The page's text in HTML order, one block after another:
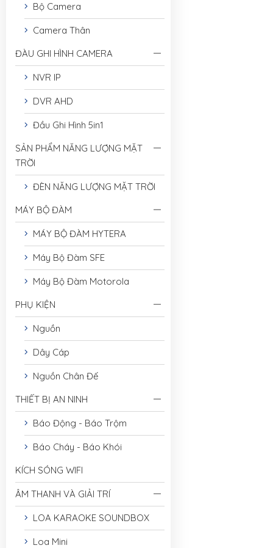
Bộ Camera
Camera Thân
ĐÀU GHI HÌNH CAMERA
NVR IP
DVR AHD
Đầu Ghi Hình 5in1
SẢN PHẨM NĂNG LƯỢNG MẶT
TRỜI
ĐÈN NĂNG LƯỢNG MẶT TRỜI
MÁY BỘ ĐÀM
MÁY BỘ ĐÀM HYTERA
Máy Bộ Đàm SFE
Máy Bộ Đàm Motorola
PHỤ KIỆN
Nguồn
Dây Cáp
Nguồn Chân Đế
THIẾT BỊ AN NINH
Báo Động - Báo Trộm
Báo Cháy - Báo Khói
KÍCH SÓNG WIFI
ÂM THANH VÀ GIẢI TRÍ
LOA KARAOKE SOUNDBOX
Loa Mini